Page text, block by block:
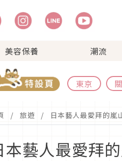
美容保養 潮流
東京
旅遊 日本藝人最愛拜的嵐
本藝人最愛拜